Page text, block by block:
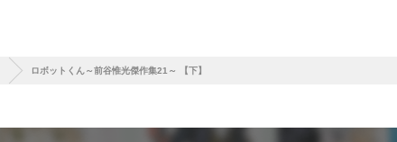
ロボットくん～前谷惟光傑作集21～ 【下】